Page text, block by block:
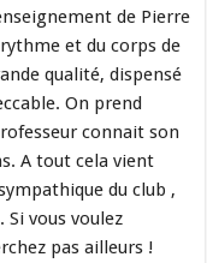
de Pierre
et du corps de
qualité, dispensé
On prend
connait son
A tout cela vient
du club ,
Si vous voulez
pas ailleurs !